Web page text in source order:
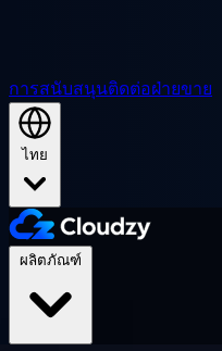
การสนับสนุนติดต่อฝ่ายขาย
ไทย